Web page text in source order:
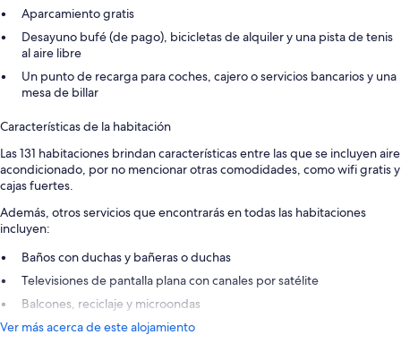
Aparcamiento gratis
Desayuno bufé (de pago), bicicletas de alquiler y una pista de tenis
al aire libre
Un punto de recarga para coches, cajero o servicios bancarios y una
mesa de billar
Características de la habitación
Las 131 habitaciones brindan características entre las que se incluyen aire
acondicionado, por no mencionar otras comodidades, como wifi gratis y
cajas fuertes.
Además, otros servicios que encontrarás en todas las habitaciones
incluyen:
Baños con duchas y bañeras o duchas
Televisiones de pantalla plana con canales por satélite
Balcones, reciclaje y microondas
Ver más acerca de este alojamiento